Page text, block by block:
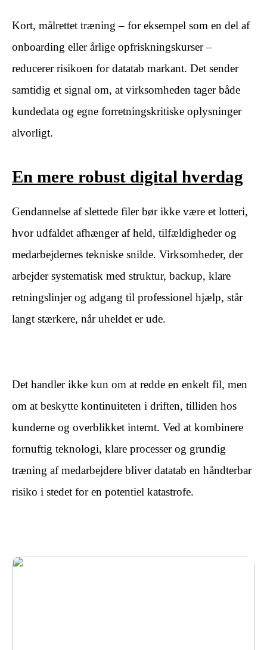
Kort, målrettet træning – for eksempel som en del af
onboarding eller årlige opfriskningskurser –
reducerer risikoen for datatab markant. Det sender
samtidig et signal om, at virksomheden tager både
kundedata og egne forretningskritiske oplysninger
alvorligt.
En mere robust digital hverdag
Gendannelse af slettede filer bør ikke være et lotteri,
hvor udfaldet afhænger af held, tilfældigheder og
medarbejdernes tekniske snilde. Virksomheder, der
arbejder systematisk med struktur, backup, klare
retningslinjer og adgang til professionel hjælp, står
langt stærkere, når uheldet er ude.
Det handler ikke kun om at redde en enkelt fil, men
om at beskytte kontinuiteten i driften, tilliden hos
kunderne og overblikket internt. Ved at kombinere
fornuftig teknologi, klare processer og grundig
træning af medarbejdere bliver datatab en håndterbar
risiko i stedet for en potentiel katastrofe.